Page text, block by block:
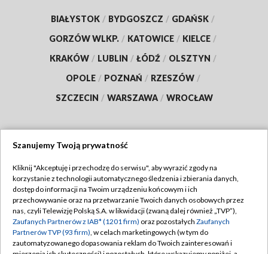
BIAŁYSTOK / BYDGOSZCZ / GDAŃSK /
GORZÓW WLKP. / KATOWICE / KIELCE /
KRAKÓW / LUBLIN / ŁÓDŹ / OLSZTYN /
OPOLE / POZNAŃ / RZESZÓW /
SZCZECIN / WARSZAWA / WROCŁAW
TVP
Abonament TVP
Emisja w TVP
Centrum informacji TVP
Regulamin TVP
Polityka prywatności
Moje zgody
Szanujemy Twoją prywatność
Kliknij "Akceptuję i przechodzę do serwisu", aby wyrazić zgody na
korzystanie z technologii automatycznego śledzenia i zbierania danych,
dostęp do informacji na Twoim urządzeniu końcowym i ich
przechowywanie oraz na przetwarzanie Twoich danych osobowych przez
nas, czyli Telewizję Polską S.A. w likwidacji (zwaną dalej również „TVP”),
Zaufanych Partnerów z IAB* (1201 firm) oraz pozostałych Zaufanych
Partnerów TVP (93 firm), w celach marketingowych (w tym do
zautomatyzowanego dopasowania reklam do Twoich zainteresowań i